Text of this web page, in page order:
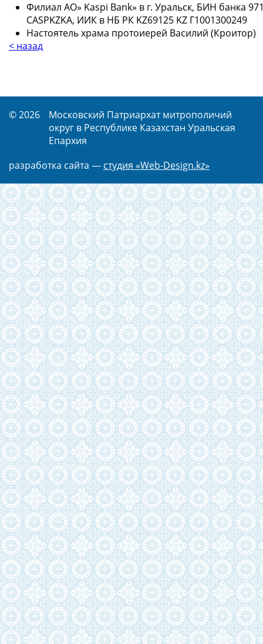
Филиал АО» Kaspi Bank» в г. Уральск, БИН банка
CASPKZKA, ИИК в НБ РК KZ69125 KZ Г1001300249
Настоятель храма протоиерей Василий (Кроитор)
< назад
© 2026
Московский Патриархат митрополичий
округ в Республике Казахстан Уральская
Епархия
разработка сайта — студия «Web-Design.kz»